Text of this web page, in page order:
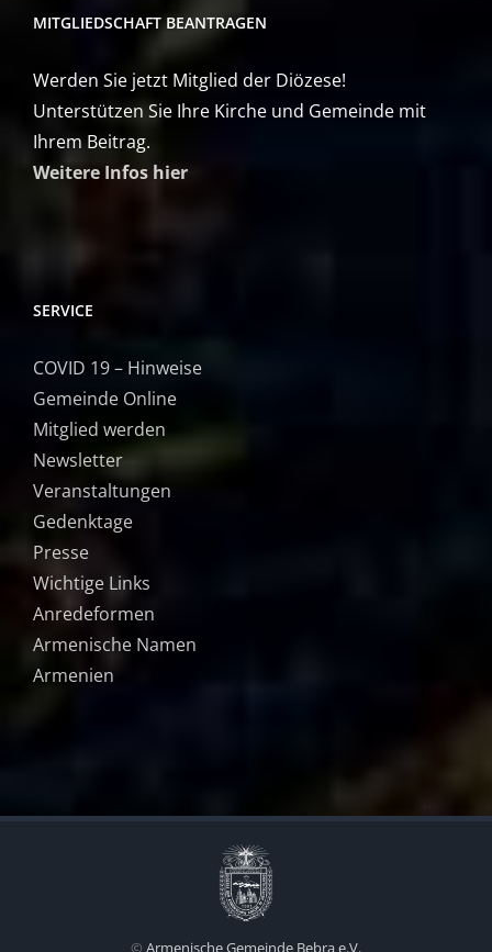
MITGLIEDSCHAFT BEANTRAGEN
Werden Sie jetzt Mitglied der Diözese!
Unterstützen Sie Ihre Kirche und Gemeinde mit
Ihrem Beitrag.
Weitere Infos hier
SERVICE
COVID 19 – Hinweise
Gemeinde Online
Mitglied werden
Newsletter
Veranstaltungen
Gedenktage
Presse
Wichtige Links
Anredeformen
Armenische Namen
Armenien
© Armenische Gemeinde Bebra e.V.